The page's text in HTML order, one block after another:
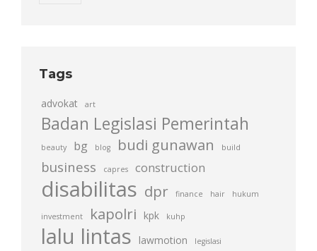
Tags
advokat art
Badan Legislasi Pemerintah
beauty bg blog budi gunawan build
business capres construction
disabilitas dpr finance hair hukum
investment kapolri kpk kuhp
lalu lintas lawmotion legislasi